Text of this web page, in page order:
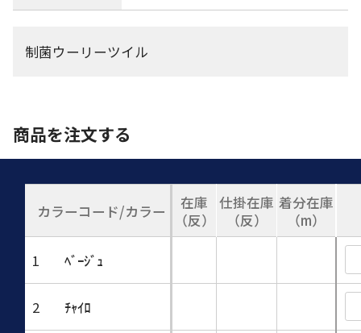
制菌ウーリーツイル
商品を注文する
カラーコード/カラー
在庫
（反）
仕掛在庫
（反）
着分在庫
（m）
1 ﾍﾞｰｼﾞｭ
2 ﾁｬｲﾛ